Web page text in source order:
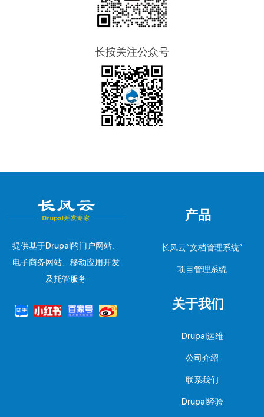
长按关注公众号
提供基于Drupal的门户网站、
电子商务网站、移动应用开发
及托管服务
产品
长风云“文档管理系统”
项目管理系统
关于我们
Drupal运维
公司介绍
联系我们
Drupal经验